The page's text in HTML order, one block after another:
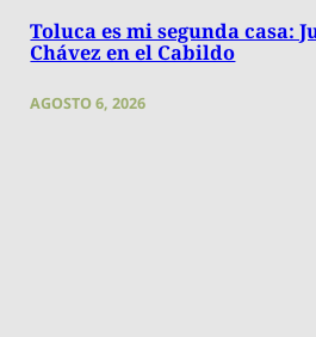
Toluca es mi segunda casa:
Chávez en el Cabildo
AGOSTO 6, 2026